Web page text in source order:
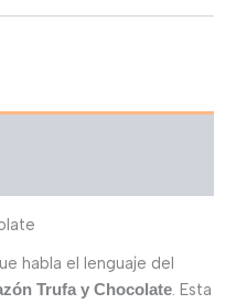
habla el lenguaje del
Trufa y Chocolate . Esta